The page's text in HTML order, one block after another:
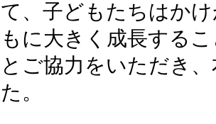
て、子どもたちはか
もに大きく成長する
とご協力をいただき
た。